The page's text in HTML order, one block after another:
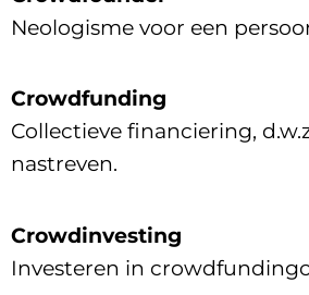
Neologisme voor een
Crowdfunding
Collectieve financiering,
nastreven.
Crowdinvesting
Investeren in